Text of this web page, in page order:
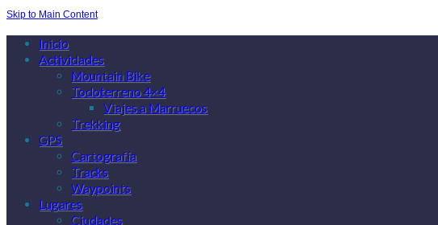
Skip to Main Content
Inicio
Actividades
Mountain Bike
Todoterreno 4×4
Viajes a Marruecos
Trekking
GPS
Cartografía
Tracks
Waypoints
Lugares
Ciudades